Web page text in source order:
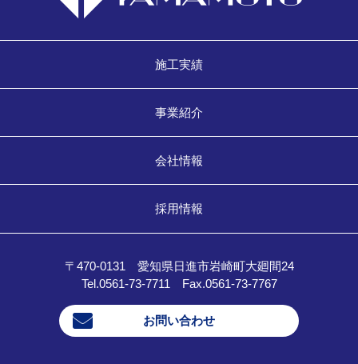
施工実績
事業紹介
会社情報
採用情報
〒470-0131 愛知県日進市岩崎町大廻間24
Tel.0561-73-7711 Fax.0561-73-7767
お問い合わせ